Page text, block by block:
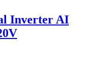
Inverter AI